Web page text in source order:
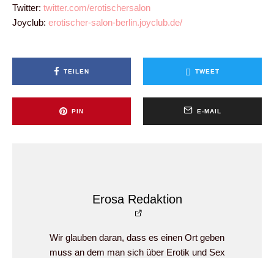
Twitter: twitter.com/erotischersalon
Joyclub: erotischer-salon-berlin.joyclub.de/
TEILEN TWEET
PIN E-MAIL
Erosa Redaktion
Wir glauben daran, dass es einen Ort geben
muss an dem man sich über Erotik und Sex